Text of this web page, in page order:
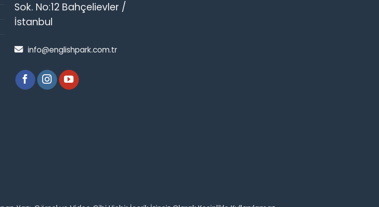
Sok. No:12 Bahçelievler /
İstanbul
info@englishpark.com.tr